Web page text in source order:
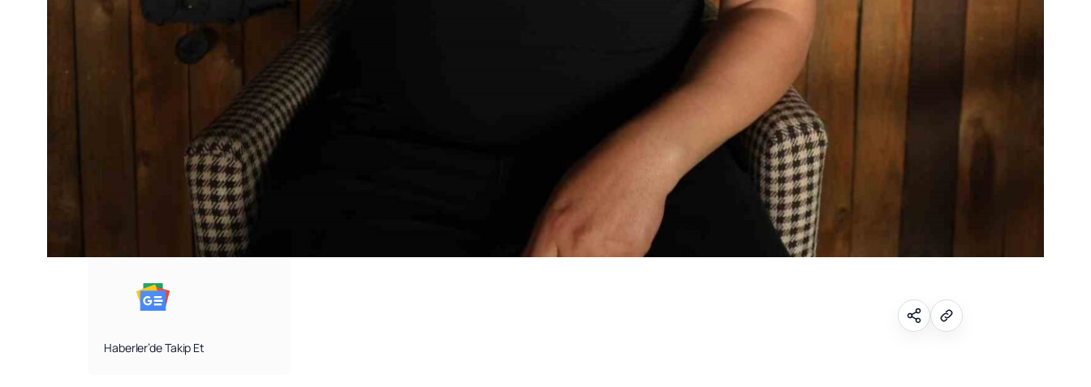
Haberler’de Takip Et